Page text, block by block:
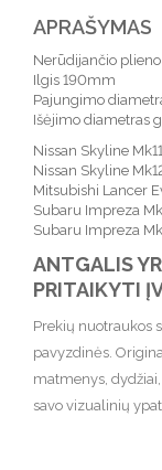
APRAŠYMAS
Nerūdijančio
Ilgis 190mm
Pajungimo
Išėjimo diametras
Nissan Skyline
Nissan Skyline
Mitsubishi Lancer
Subaru Impreza
Subaru Impreza
ANTGALIS
PRITAIKYTI
Prekių nuotraukos
pavyzdinės.
matmenys,
savo vizualinių